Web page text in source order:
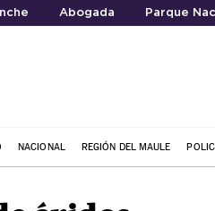
Abogada Parque
NACIONAL REGIÓN DEL MAULE